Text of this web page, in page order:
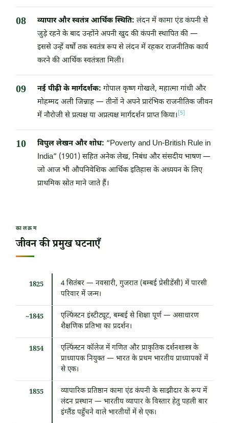
व्यापार और स्वतंत्र आर्थिक स्थिति: लंदन में कामा एंड कंपनी से
जुड़े रहने के बाद उन्होंने अपनी खुद की कंपनी स्थापित की —
इससे उन्हें वर्षों तक स्वतंत्र रूप से लंदन में रहकर राजनीतिक कार्य
करने की आर्थिक स्वतंत्रता मिली।
नई पीढ़ी के मार्गदर्शक: गोपाल कृष्ण गोखले, महात्मा गांधी और
मोहम्मद अली जिन्नाह — तीनों ने अपने प्रारंभिक राजनीतिक जीवन
में नौरोजी से प्रत्यक्ष या अप्रत्यक्ष मार्गदर्शन प्राप्त किया। [5]
विपुल लेखन और शोध: “Poverty and Un-British Rule in
India” (1901) सहित अनेक लेख, निबंध और संसदीय भाषण —
जो आज भी औपनिवेशिक आर्थिक इतिहास के अध्ययन के लिए
प्राथमिक स्रोत माने जाते हैं।
कालक्रम
जीवन की प्रमुख घटनाएँ
1825 4 सितंबर — नवसारी, गुजरात (बम्बई प्रेसीडेंसी) में पारसी
परिवार में जन्म।
~1845
एल्फिंस्टन इंस्टीट्यूट, बम्बई से शिक्षा पूर्ण — असाधारण
शैक्षणिक प्रतिभा का प्रदर्शन।
1854
एल्फिंस्टन कॉलेज में गणित और प्राकृतिक दर्शनशास्त्र के
प्राध्यापक नियुक्त — भारत के प्रथम भारतीय प्राध्यापकों में
से एक।
1855
व्यापारिक प्रतिष्ठान कामा एंड कंपनी के साझीदार के रूप में
लंदन प्रस्थान — भारतीय व्यापार के विस्तार हेतु पहली बार
इंग्लैंड पहुँचने वाले भारतीयों में से एक।